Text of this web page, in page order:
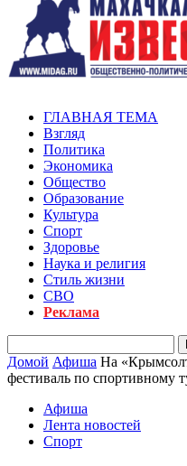
ГЛАВНАЯ ТЕМА
Взгляд
Политика
Экономика
Общество
Образование
Культура
Спорт
Здоровье
Наука и религия
Стиль жизни
СВО
Реклама
Домой Афиша На
фестиваль по спортивному
Афиша
Лента новостей
Спорт